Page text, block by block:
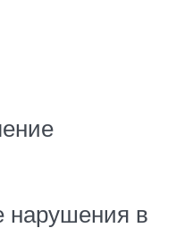
нарушения в